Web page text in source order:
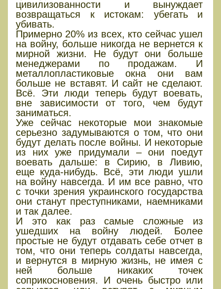
цивилизованности и вынуждает
возвращаться к истокам: убегать и
убивать.
Примерно 20% из всех, кто сейчас ушел
на войну, больше никогда не вернется к
мирной жизни. Не будут они больше
менеджерами по продажам. И
металлопластиковые окна они вам
больше не вставят. И сайт не сделают.
Всё. Эти люди теперь будут воевать,
вне зависимости от того, чем будут
заниматься.
Уже сейчас некоторые мои знакомые
серьезно задумываются о том, что они
будут делать после войны. И некоторые
из них уже придумали – они поедут
воевать дальше: в Сирию, в Ливию,
еще куда-нибудь. Всё, эти люди ушли
на войну навсегда. И им все равно, что
с точки зрения украинского государства
они станут преступниками, наемниками
и так далее.
И это как раз самые сложные из
ушедших на войну людей. Более
простые не будут отдавать себе отчет в
том, что они теперь солдаты навсегда,
и вернутся в мирную жизнь, не имея с
ней больше никаких точек
соприкосновения. И очень быстро или